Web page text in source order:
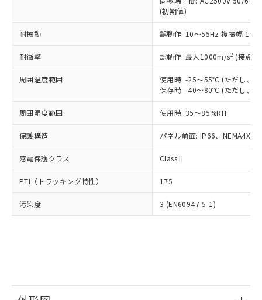
(初期値)
耐振動 誤動作: 10～55Hz 複振幅
耐衝撃 誤動作: 最大1000m/s2 (接点
周囲温度範囲
使用時: -25～55℃ (ただし、氷
保存時: -40～80℃ (ただし、氷
周囲湿度範囲 使用時: 35～85%RH
保護構造 パネル前面: IP66、NEMA4X,
感電保護クラス Class II
PTI（トラッキング特性） 175
汚染度 3 (EN60947-5-1)
正式な納期状況および標準価格はお客
様のお取引先、またはお客様担当のオ
ムロン制御機器販売店・当社販売員に
オムロン制御機器販売店や当社販売拠
販売ネットワーク
」をご確認
事前の承諾なく第三者に漏洩または開
示しないようお願いします。
マイパーツ機能（部品リスト作成サー
ビス）をご利用いただくには、I-Web
メンバーズにご登録されている必要が
あります。
お客様が当ウェブサイト上で当社にご
登録された部品リストについて、当社
および当社の共同利用者が、当社の製
(PBDE) 1000ppm以下、フタル酸ビス(2-エチルヘキシ
ル) (DEHP)(別名：DOP) 1000ppm以下、フタル酸ブチ
（DBP） 1000ppm以下、フタル酸ジイソブチル
但し、RoHS指令で産業用監視および制御機器に対する
フタル酸エステル類の４物質については閾値を超える意
図的な使用がないことを確認しています。
※2 対応予定月
部品在庫の切り替え状況などにより、予定
月が前後することがあります。
※3 非含有証明書ダウンロード
※本証明書は発行日時点で非含有を証明す
るもので、過去に遡って非含有を証明する
ニル類) : 1000ppm、 PBDEs(ポリ臭化ジフェニルエーテ
イソブチル) : 1000ppm、 BBP(フタル酸ブチルベンジ
DEHP(フタル酸ビス(2-エチルヘキシル)) : 1000ppm
「ｅ」：有害物質（10物質）のすべてが基
準値以下であることを示します。
「10」：通常の使用状況下において有害物
質が外部に漏えいし、環境に深刻な影響を
及ぼさない年数を意味します。
い合わせください。
当社は規制貨物を破棄する場合は、完
全に破砕するなど、違法に輸出されな
いよう必要な手段を講じます。
当社は貴社製品を、核兵器、ミサイ
ル、化学兵器、生物兵器またはその他
武器並びにこれらの製造装置等に一切
当社は、貴社製品を第三者に販売する
場合は、上記1、2および3の内容を当
該第三者に通知します。また当社は、
販売先および販売に係わる関係者が違
り引きをいたしません。
一定数以上の在庫あり
一定数には満たないが在庫あり
在庫なし(最新の在庫状況につ
いては、お客様のお取引先、ま
たはお客様担当のオムロン制御
機器販売店・当社販売員にご確
白
受注生産機種、また在庫状況の
情報を公開していない機種